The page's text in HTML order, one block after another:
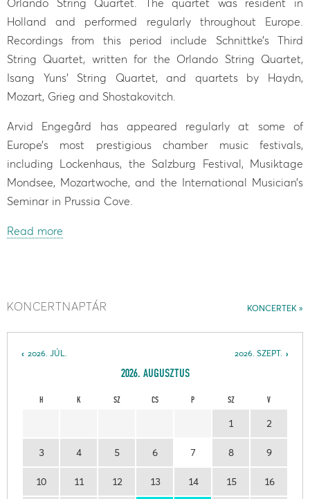
Holland and performed regularly throughout Europe.
Recordings from this period include Schnittke’s Third
String Quartet, written for the Orlando String Quartet,
Isang Yuns' String Quartet, and quartets by Haydn,
Mozart, Grieg and Shostakovitch.
Arvid Engegård has appeared regularly at some of
Europe’s most prestigious chamber music festivals,
including Lockenhaus, the Salzburg Festival, Musiktage
Mondsee, Mozartwoche, and the International Musician’s
Seminar in Prussia Cove.
Read more
KONCERTEK
KONCERTNAPTÁR
2026. SZEPT.
2026. JÚL.
2026. AUGUSZTUS
H K SZ CS P SZ V
1 2
3 4 5 6 7 8 9
10 11 12 13 14 15 16